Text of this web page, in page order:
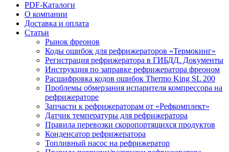
PDF-Каталоги
О компании
Доставка и оплата
Статьи
Рынок фреонов
Коды ошибок для рефрижераторов «Термокинг»
Регистрация рефрижератора в ГИБДД. Документы
Инструкция по заправке рефрижератора фреоном
Расшифровка кодов ошибок Thermo King SL 200
Проблемы обмерзания испарителя компрессора на
рефрижераторе
Запчасти к рефрижераторам от «Рефкомплект»
Датчик температуры для рефрижератора
Правила перевозки скоропортящихся продуктов
Конденсатор рефрижератора
Топливный насос на рефрижератор